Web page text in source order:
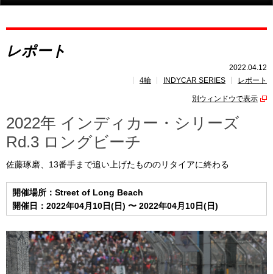
INDYCAR SERIES
レース開催スケジュール
レポート
2022.04.12
4輪
INDYCAR SERIES レポート
別ウィンドウで表示
2022年 インディカー・シリーズ
Rd.3 ロングビーチ
佐藤琢磨、13番手まで追い上げたもののリタイアに終わる
開催場所：Street of Long Beach
開催日：2022年04月10日(日) 〜 2022年04月10日(日)